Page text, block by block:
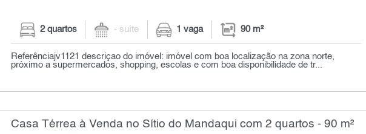
2 quartos - suíte 1 vaga 90 m²
Referênciajv1121 descriçao do imóvel: imóvel com boa localização na zona norte,
próximo a supermercados, shopping, escolas e com boa disponibilidade de tr...
Casa Térrea à Venda no Sítio do Mandaqui com 2 quartos - 90 m²